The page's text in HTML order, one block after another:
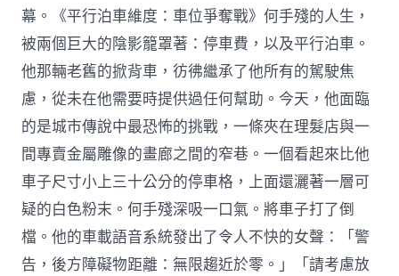
幕。《平行泊車維度：車位爭奪戰》何手殘的人生，
被兩個巨大的陰影籠罩著：停車費，以及平行泊車。
他那輛老舊的掀背車，彷彿繼承了他所有的駕駛焦
慮，從未在他需要時提供過任何幫助。今天，他面臨
的是城市傳說中最恐怖的挑戰，一條夾在理髮店與一
間專賣金屬雕像的畫廊之間的窄巷。一個看起來比他
車子尺寸小上三十公分的停車格，上面還灑著一層可
疑的白色粉末。何手殘深吸一口氣。將車子打了倒
檔。他的車載語音系統發出了令人不快的女聲：「警
告，後方障礙物距離：無限趨近於零。」「請考慮放